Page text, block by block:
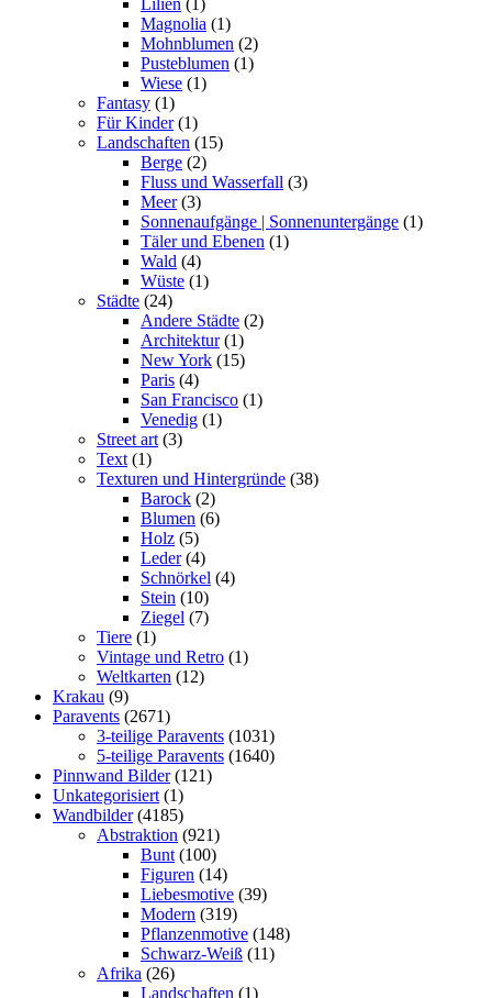
Lilien (1)
Magnolia (1)
Mohnblumen (2)
Pusteblumen (1)
Wiese (1)
Fantasy (1)
Für Kinder (1)
Landschaften (15)
Berge (2)
Fluss und Wasserfall (3)
Meer (3)
Sonnenaufgänge | Sonnenuntergänge (1)
Täler und Ebenen (1)
Wald (4)
Wüste (1)
Städte (24)
Andere Städte (2)
Architektur (1)
New York (15)
Paris (4)
San Francisco (1)
Venedig (1)
Street art (3)
Text (1)
Texturen und Hintergründe (38)
Barock (2)
Blumen (6)
Holz (5)
Leder (4)
Schnörkel (4)
Stein (10)
Ziegel (7)
Tiere (1)
Vintage und Retro (1)
Weltkarten (12)
Krakau (9)
Paravents (2671)
3-teilige Paravents (1031)
5-teilige Paravents (1640)
Pinnwand Bilder (121)
Unkategorisiert (1)
Wandbilder (4185)
Abstraktion (921)
Bunt (100)
Figuren (14)
Liebesmotive (39)
Modern (319)
Pflanzenmotive (148)
Schwarz-Weiß (11)
Afrika (26)
Landschaften (1)